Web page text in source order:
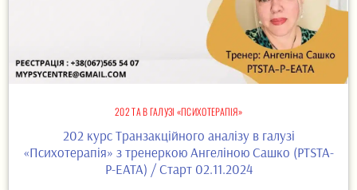
202 ТА В ГАЛУЗІ «ПСИХОТЕРАПІЯ»
202 курс Транзакційного аналізу в галузі
«Психотерапія» з тренеркою Ангеліною Сашко (PTSTA-
P-EATA) / Старт 02.11.2024